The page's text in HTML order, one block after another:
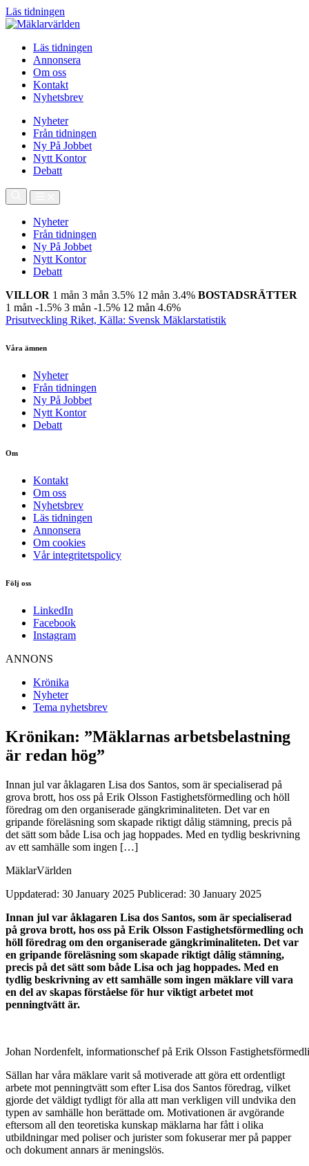
Läs tidningen
Läs tidningen
Annonsera
Om oss
Kontakt
Nyhetsbrev
Nyheter
Från tidningen
Ny På Jobbet
Nytt Kontor
Debatt
Nyheter
Från tidningen
Ny På Jobbet
Nytt Kontor
Debatt
VILLOR 1 mån 3 mån 3.5% 12 mån 3.4% BOSTADSRÄTTER
1 mån -1.5% 3 mån -1.5% 12 mån 4.6%
Prisutveckling Riket, Källa: Svensk Mäklarstatistik
Våra ämnen
Nyheter
Från tidningen
Ny På Jobbet
Nytt Kontor
Debatt
Om
Kontakt
Om oss
Nyhetsbrev
Läs tidningen
Annonsera
Om cookies
Vår integritetspolicy
Följ oss
LinkedIn
Facebook
Instagram
ANNONS
Krönika
Nyheter
Tema nyhetsbrev
Krönikan: ”Mäklarnas arbetsbelastning
är redan hög”
Innan jul var åklagaren Lisa dos Santos, som är specialiserad på
grova brott, hos oss på Erik Olsson Fastighetsförmedling och höll
föredrag om den organiserade gängkriminaliteten. Det var en
gripande föreläsning som skapade riktigt dålig stämning, precis på
det sätt som både Lisa och jag hoppades. Med en tydlig beskrivning
av ett samhälle som ingen […]
MäklarVärlden
Uppdaterad: 30 January 2025 Publicerad: 30 January 2025
Innan jul var åklagaren Lisa dos Santos, som är specialiserad
på grova brott, hos oss på Erik Olsson Fastighetsförmedling och
höll föredrag om den organiserade gängkriminaliteten. Det var
en gripande föreläsning som skapade riktigt dålig stämning,
precis på det sätt som både Lisa och jag hoppades. Med en
tydlig beskrivning av ett samhälle som ingen mäklare vill vara
en del av skapas förståelse för hur viktigt arbetet mot
penningtvätt är.
Johan Nordenfelt, informationschef på Erik Olsson
Sällan har våra mäklare varit så motiverade att göra ett ordentligt
arbete mot penningtvätt som efter Lisa dos Santos föredrag, vilket
gjorde det väldigt tydligt för alla att man verkligen vill undvika den
typen av samhälle hon berättade om. Motivationen är avgörande
eftersom all den teoretiska kunskap mäklarna har fått i olika
utbildningar med poliser och jurister som fokuserar mer på papper
och dokument annars är meningslös.